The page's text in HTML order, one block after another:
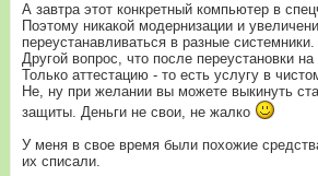
А завтра этот конкретный компьютер в
Поэтому никакой модернизации и
переустанавливаться в разные системники.
Другой вопрос, что после переустановки
Только аттестацию - то есть услугу в
Не, ну при желании вы можете выкинуть
защиты. Деньги не свои, не жалко
У меня в свое время были похожие
их списали.